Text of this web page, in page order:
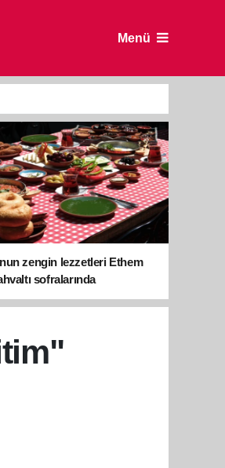
Menü
zengin lezzetleri Ethem
sofralarında